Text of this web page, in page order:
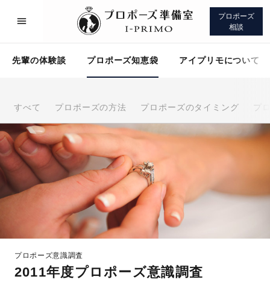
プロポーズ
相談
先輩の体験談 プロポーズ知恵袋 アイプリモについて
すべて プロポーズの方法 プロポーズのタイミング プ
プロポーズ意識調査
2011年度プロポーズ意識調査
プロポーズサポート 先輩の体験談
プロポーズ知恵袋 アイプリモについて
プロポーズサポート